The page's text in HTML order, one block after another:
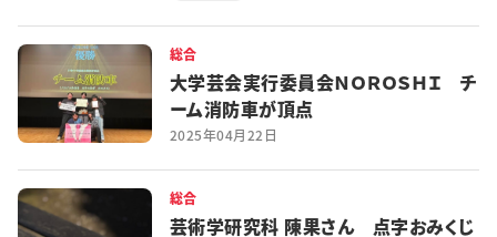
総合
大学芸会実行委員会ＮＯＲＯＳＨＩ チ
ーム消防車が頂点
2025年04月22日
総合
芸術学研究科 陳果さん 点字おみくじ